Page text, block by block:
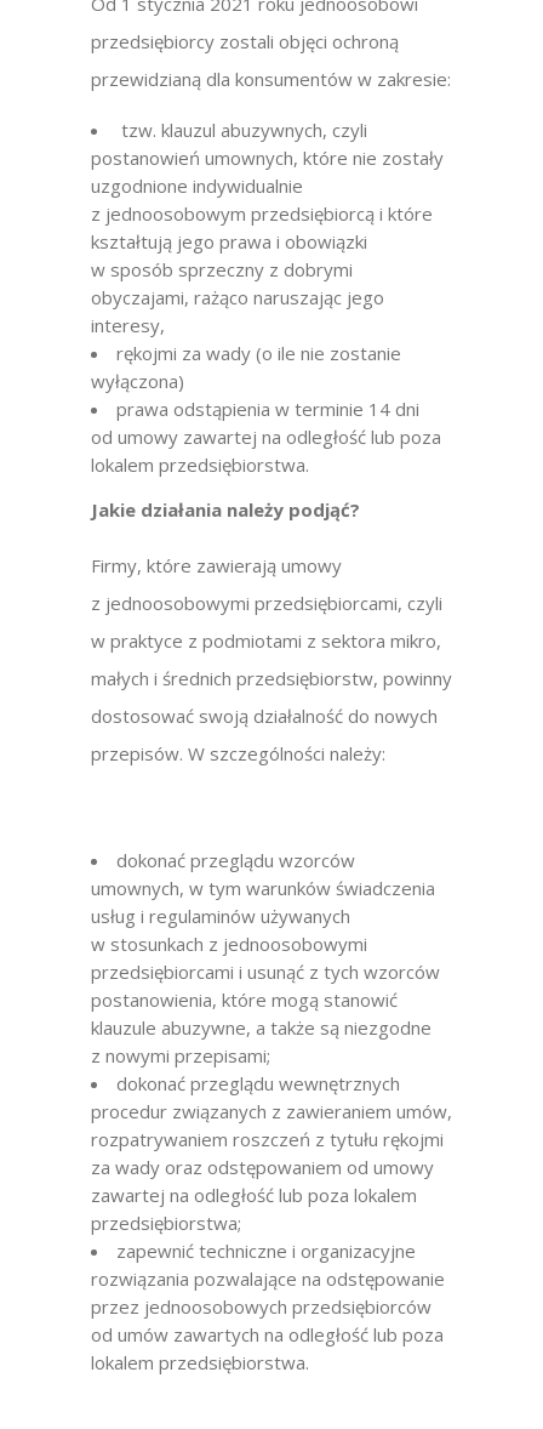
przedsiębiorcy zostali objęci ochroną
przewidzianą dla konsumentów w zakresie:
tzw. klauzul abuzywnych, czyli
postanowień umownych, które nie zostały
uzgodnione indywidualnie
z jednoosobowym przedsiębiorcą i które
kształtują jego prawa i obowiązki
w sposób sprzeczny z dobrymi
obyczajami, rażąco naruszając jego
interesy,
rękojmi za wady (o ile nie zostanie
wyłączona)
prawa odstąpienia w terminie 14 dni
od umowy zawartej na odległość lub poza
lokalem przedsiębiorstwa.
Jakie działania należy podjąć?
Firmy, które zawierają umowy
z jednoosobowymi przedsiębiorcami, czyli
w praktyce z podmiotami z sektora mikro,
małych i średnich przedsiębiorstw, powinny
dostosować swoją działalność do nowych
przepisów. W szczególności należy:
dokonać przeglądu wzorców
umownych, w tym warunków świadczenia
usług i regulaminów używanych
w stosunkach z jednoosobowymi
przedsiębiorcami i usunąć z tych wzorców
postanowienia, które mogą stanowić
klauzule abuzywne, a także są niezgodne
z nowymi przepisami;
dokonać przeglądu wewnętrznych
procedur związanych z zawieraniem umów,
rozpatrywaniem roszczeń z tytułu rękojmi
za wady oraz odstępowaniem od umowy
zawartej na odległość lub poza lokalem
przedsiębiorstwa;
zapewnić techniczne i organizacyjne
rozwiązania pozwalające na odstępowanie
przez jednoosobowych przedsiębiorców
od umów zawartych na odległość lub poza
lokalem przedsiębiorstwa.